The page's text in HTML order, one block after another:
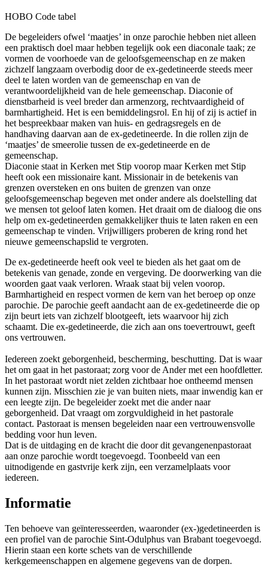
HOBO Code tabel
De begeleiders ofwel ‘maatjes’ in onze parochie hebben niet alleen
een praktisch doel maar hebben tegelijk ook een diaconale taak; ze
vormen de voorhoede van de geloofsgemeenschap en ze maken
zichzelf langzaam overbodig door de ex-gedetineerde steeds meer
deel te laten worden van de gemeenschap en van de
verantwoordelijkheid van de hele gemeenschap. Diaconie of
dienstbarheid is veel breder dan armenzorg, rechtvaardigheid of
barmhartigheid. Het is een bemiddelingsrol. En hij of zij is actief in
het bespreekbaar maken van huis- en gedragsregels en de
handhaving daarvan aan de ex-gedetineerde. In die rollen zijn de
‘maatjes’ de smeerolie tussen de ex-gedetineerde en de
gemeenschap.
Diaconie staat in Kerken met Stip voorop maar Kerken met Stip
heeft ook een missionaire kant. Missionair in de betekenis van
grenzen oversteken en ons buiten de grenzen van onze
geloofsgemeenschap begeven met onder andere als doelstelling dat
we mensen tot geloof laten komen. Het draait om de dialoog die ons
help om ex-gedetineerden gemakkelijker thuis te laten raken en een
gemeenschap te vinden. Vrijwilligers proberen de kring rond het
nieuwe gemeenschapslid te vergroten.
De ex-gedetineerde heeft ook veel te bieden als het gaat om de
betekenis van genade, zonde en vergeving. De doorwerking van die
woorden gaat vaak verloren. Wraak staat bij velen voorop.
Barmhartigheid en respect vormen de kern van het beroep op onze
parochie. De parochie geeft aandacht aan de ex-gedetineerde die op
zijn beurt iets van zichzelf blootgeeft, iets waarvoor hij zich
schaamt. Die ex-gedetineerde, die zich aan ons toevertrouwt, geeft
ons vertrouwen.
Iedereen zoekt geborgenheid, bescherming, beschutting. Dat is waar
het om gaat in het pastoraat; zorg voor de Ander met een hoofdletter.
In het pastoraat wordt niet zelden zichtbaar hoe ontheemd mensen
kunnen zijn. Misschien zie je van buiten niets, maar inwendig kan er
een leegte zijn. De begeleider zoekt met die ander naar
geborgenheid. Dat vraagt om zorgvuldigheid in het pastorale
contact. Pastoraat is mensen begeleiden naar een vertrouwensvolle
bedding voor hun leven.
Dat is de uitdaging en de kracht die door dit gevangenenpastoraat
aan onze parochie wordt toegevoegd. Toonbeeld van een
uitnodigende en gastvrije kerk zijn, een verzamelplaats voor
iedereen.
Informatie
Ten behoeve van geïnteresseerden, waaronder (ex-)gedetineerden is
een profiel van de parochie Sint-Odulphus van Brabant toegevoegd.
Hierin staan een korte schets van de verschillende
kerkgemeenschappen en algemene gegevens van de dorpen.